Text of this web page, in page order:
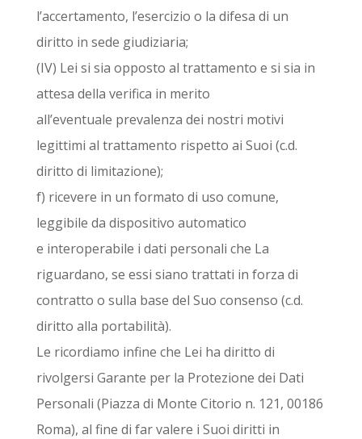
l’accertamento, l’esercizio o la difesa di un
diritto in sede giudiziaria;
(IV) Lei si sia opposto al trattamento e si sia in
attesa della verifica in merito
all’eventuale prevalenza dei nostri motivi
legittimi al trattamento rispetto ai Suoi (c.d.
diritto di limitazione);
f) ricevere in un formato di uso comune,
leggibile da dispositivo automatico
e interoperabile i dati personali che La
riguardano, se essi siano trattati in forza di
contratto o sulla base del Suo consenso (c.d.
diritto alla portabilità).
Le ricordiamo infine che Lei ha diritto di
rivolgersi Garante per la Protezione dei Dati
Personali (Piazza di Monte Citorio n. 121, 00186
Roma), al fine di far valere i Suoi diritti in